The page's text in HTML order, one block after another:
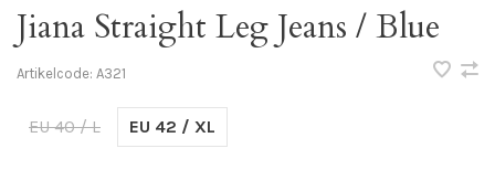
Jiana Straight Leg Jeans / Blue
Artikelcode: A321
EU 40 / L EU 42 / XL